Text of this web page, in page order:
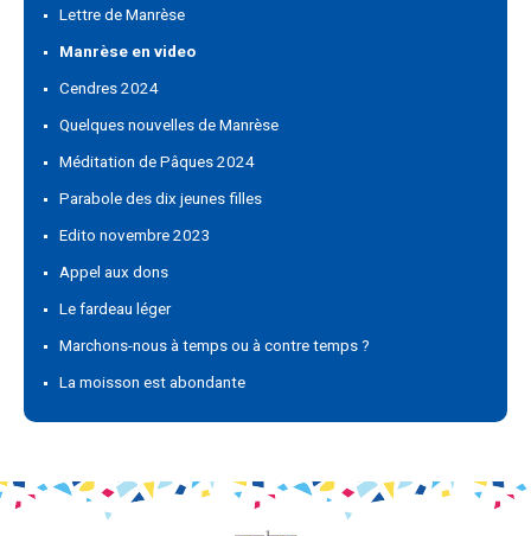
Lettre de Manrèse
Manrèse en video
Cendres 2024
Quelques nouvelles de Manrèse
Méditation de Pâques 2024
Parabole des dix jeunes filles
Edito novembre 2023
Appel aux dons
Le fardeau léger
Marchons-nous à temps ou à contre temps ?
La moisson est abondante